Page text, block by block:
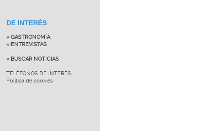
DE INTERÉS
» GASTRONOMÍA
» ENTREVISTAS
» BUSCAR NOTICIAS
TELÉFONOS DE INTERÉS
Política de cookies